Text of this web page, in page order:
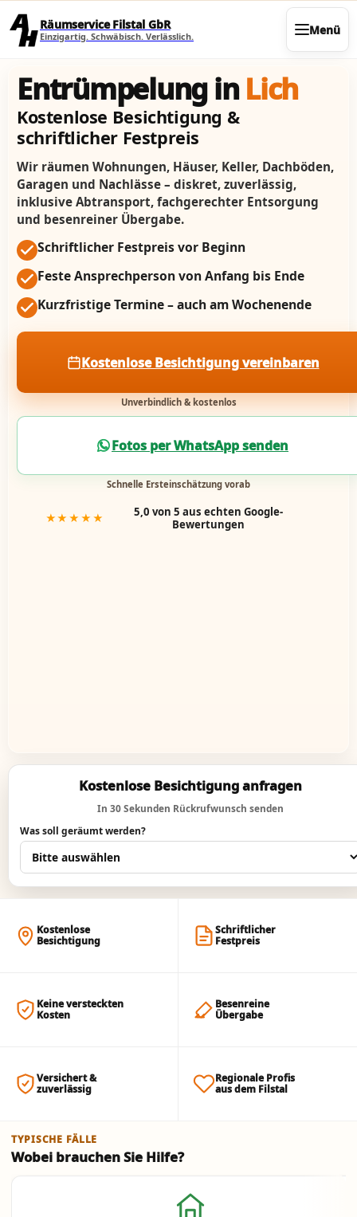
Räumservice Filstal GbR
Einzigartig. Schwäbisch. Verlässlich. Menü
Entrümpelung inLich
Kostenlose Besichtigung &
schriftlicher Festpreis
Wir räumen Wohnungen, Häuser, Keller, Dachböden,
Garagen und Nachlässe – diskret, zuverlässig,
inklusive Abtransport, fachgerechter Entsorgung
und besenreiner Übergabe.
Schriftlicher Festpreis vor Beginn
Feste Ansprechperson von Anfang bis Ende
Kurzfristige Termine – auch am Wochenende
Kostenlose Besichtigung vereinbaren
Unverbindlich & kostenlos
Fotos per WhatsApp senden
Schnelle Ersteinschätzung vorab
★★★★★
5,0 von 5 aus echten Google-
Bewertungen
Kostenlose Besichtigung anfragen
In 30 Sekunden Rückrufwunsch senden
Was soll geräumt werden?
Kostenlose
Besichtigung
Schriftlicher
Festpreis
Keine versteckten
Kosten
Besenreine
Übergabe
Versichert &
zuverlässig
Regionale Profis
aus dem Filstal
TYPISCHE FÄLLE
Wobei brauchen Sie Hilfe?